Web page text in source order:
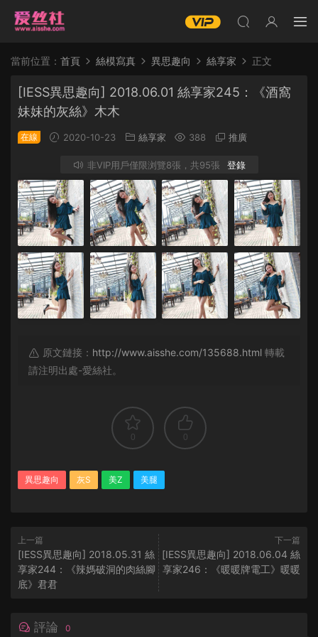
當前位置： 首頁 絲模寫真 異思趣向 絲享家 正文
[IESS異思趣向] 2018.06.01 絲享家245：《酒窩
妹妹的灰絲》木木
在線 2020-10-23 絲享家 388 推廣
非VIP用戶僅限浏覽8張，共95張 登錄
原文鏈接： http://www.aisshe.com/135688.html 轉載
請注明出處-愛絲社。
0 0
異思趣向 灰S 美Z 美腿
上一篇
[IESS異思趣向] 2018.05.31 絲
享家244：《辣媽破洞的肉絲腳
底》君君
下一篇
[IESS異思趣向] 2018.06.04 絲
享家246：《暖暖牌電工》暖暖
評論 0